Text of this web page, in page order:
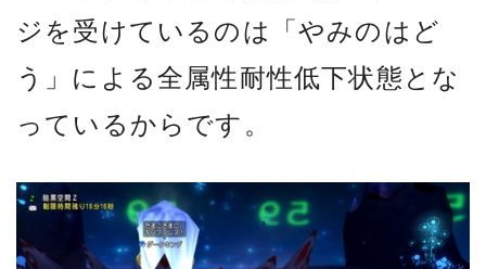
ジを受けているのは「やみのはど
う」による全属性耐性低下状態とな
っているからです。